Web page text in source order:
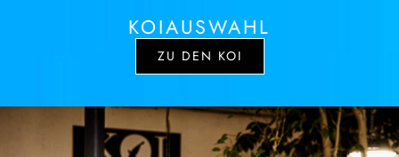
KOIAUSWAHL
ZU DEN KOI